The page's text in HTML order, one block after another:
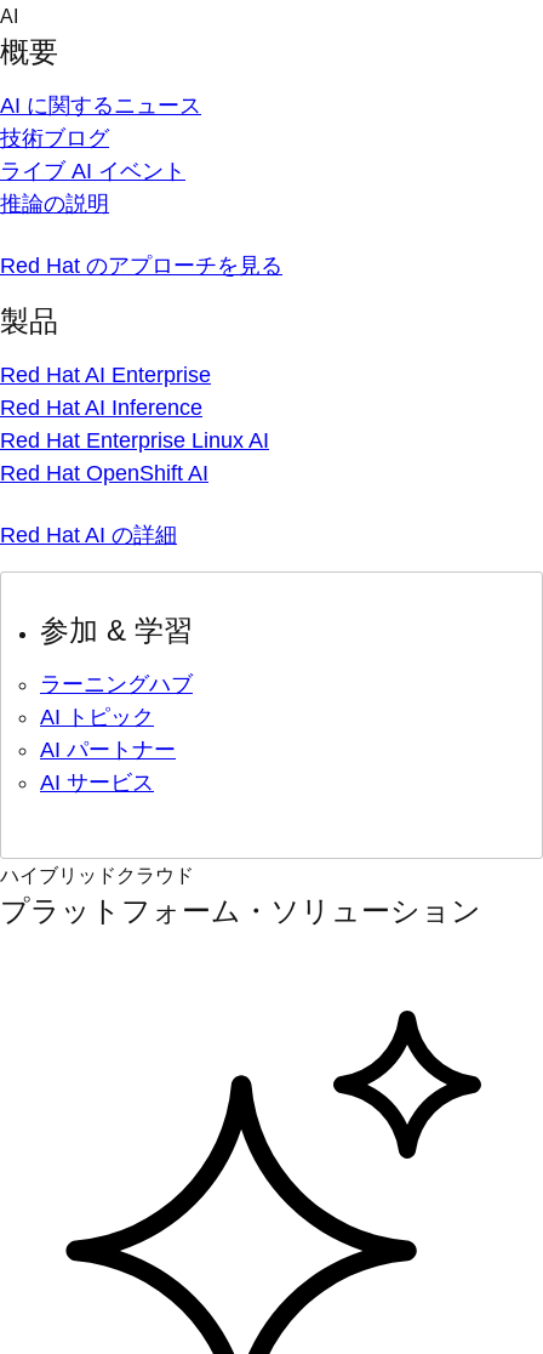
Skip
content
AI
概要
AI に関するニュース
技術ブログ
ライブ AI イベント
推論の説明
Red Hat のアプローチを見る
製品
Red Hat AI Enterprise
Red Hat AI Inference
Red Hat Enterprise Linux AI
Red Hat OpenShift AI
Red Hat AI の詳細
参加 & 学習
ラーニングハブ
AI トピック
AI パートナー
AI サービス
ハイブリッドクラウド
プラットフォーム・ソリューション